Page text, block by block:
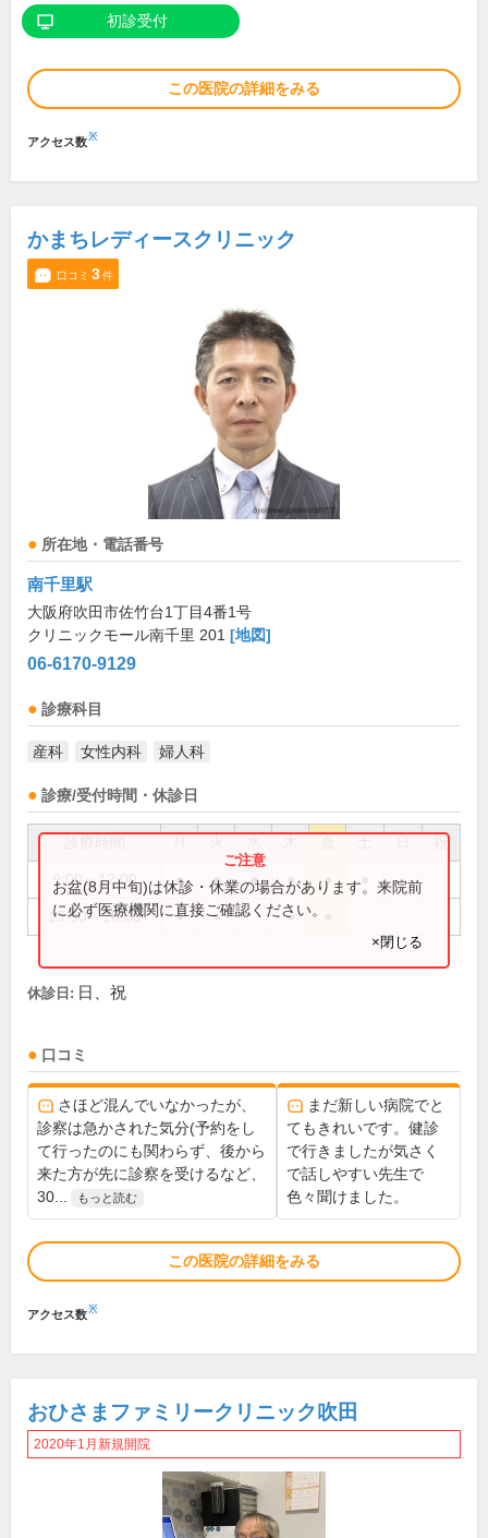
初診受付
この医院の詳細をみる
アクセス数※
かまちレディースクリニック
口コミ 3件
所在地・電話番号
南千里駅
大阪府吹田市佐竹台1丁目4番1号
クリニックモール南千里 201 [地図]
06-6170-9129
診療科目
産科 女性内科 婦人科
診療/受付時間・休診日
祝
9:00～12:00 ● ● ● ● ●
15:30～18:30 ● ● ●
お盆(8月中旬)は休診・休業の場合があります。来院前
に必ず医療機関に直接ご確認ください。
×閉じる
休診日: 日、祝
口コミ
さほど混んでいなかったが、
診察は急かされた気分(予約をし
て行ったのにも関わらず、後から
来た方が先に診察を受けるなど、
30...
もっと読む
まだ新しい病院でと
てもきれいです。健診
で行きましたが気さく
で話しやすい先生で
色々聞けました。
この医院の詳細をみる
アクセス数※
おひさまファミリークリニック吹田
2020年1月新規開院